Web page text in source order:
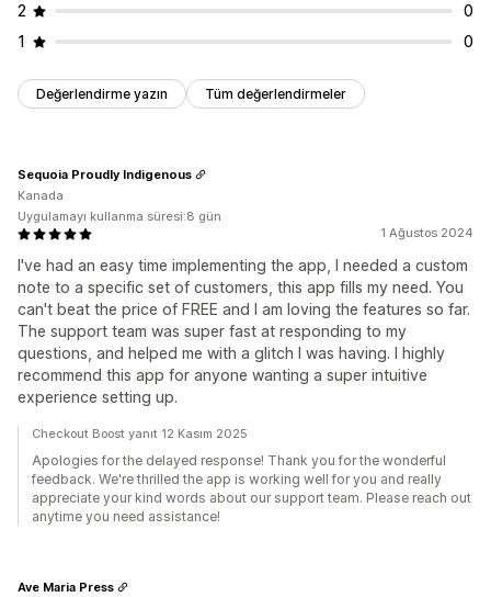
2
0
1
0
Değerlendirme yazın Tüm değerlendirmeler
1 Ağustos 2024
I've had an easy time implementing the app, I needed a custom
note to a specific set of customers, this app fills my need. You
can't beat the price of FREE and I am loving the features so far.
The support team was super fast at responding to my
questions, and helped me with a glitch I was having. I highly
recommend this app for anyone wanting a super intuitive
experience setting up.
Sequoia Proudly Indigenous
Kanada
Uygulamayı kullanma süresi:8 gün
Checkout Boost yanıt 12 Kasım 2025
Apologies for the delayed response! Thank you for the wonderful
feedback. We're thrilled the app is working well for you and really
appreciate your kind words about our support team. Please reach out
anytime you need assistance!
Ave Maria Press